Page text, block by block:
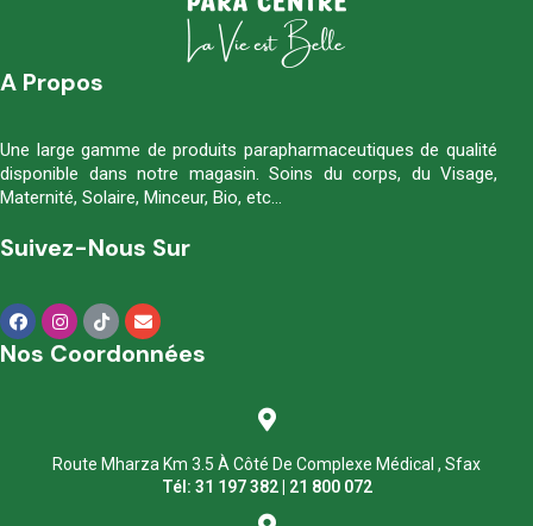
A Propos
Une large gamme de produits parapharmaceutiques de qualité
disponible dans notre magasin. Soins du corps, du Visage,
Maternité, Solaire, Minceur, Bio, etc…
Suivez-Nous Sur
Nos Coordonnées
Route Mharza Km 3.5 À Côté De Complexe Médical , Sfax
Tél: 31 197 382 | 21 800 072